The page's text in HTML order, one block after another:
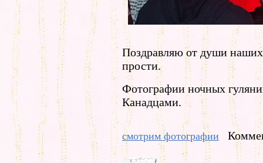
Поздравляю от души наших
прости.
Фотографии ночных
Канадцами.
смотрим фотографии